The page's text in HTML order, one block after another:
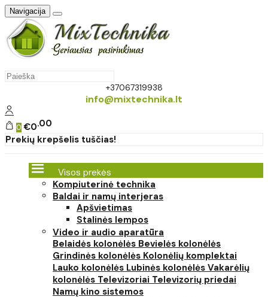
Navigacija
+37067319938
info@mixtechnika.lt
0 €0 00
Prekių krepšelis tuščias!
Visos prekės
Kompiuterinė technika
Baldai ir namų interjeras
Apšvietimas
Stalinės lempos
Video ir audio aparatūra
Belaidės kolonėlės Bevielės kolonėlės
Grindinės kolonėlės Kolonėlių komplektai
Lauko kolonėlės Lubinės kolonėlės Vakarėlių
kolonėlės Televizoriai Televizorių priedai
Namų kino sistemos